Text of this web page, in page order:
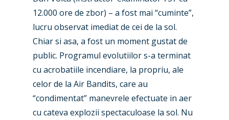
12.000 ore de zbor) – a fost mai “cuminte”,
lucru observat imediat de cei de la sol.
Chiar si asa, a fost un moment gustat de
public. Programul evolutiilor s-a terminat
cu acrobatiile incendiare, la propriu, ale
celor de la Air Bandits, care au
“condimentat” manevrele efectuate in aer
cu cateva explozii spectaculoase la sol. Nu